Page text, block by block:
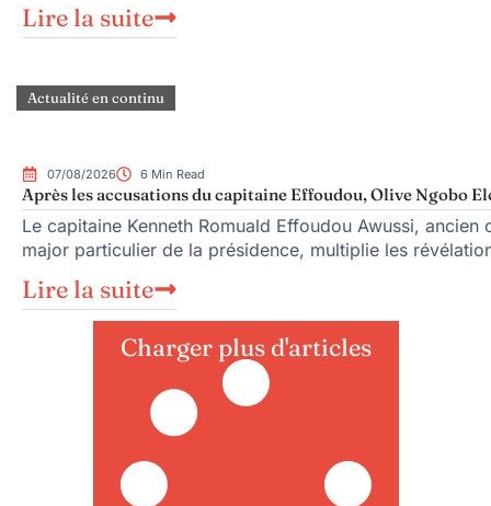
Lire la suite
Actualité en continu
07/08/2026 6 Min Read
Après les accusations du capitaine Effoudou, Olive Ngobo
Le capitaine Kenneth Romuald Effoudou Awussi,
major particulier de la présidence, multiplie les
Lire la suite
Charger plus d'articles